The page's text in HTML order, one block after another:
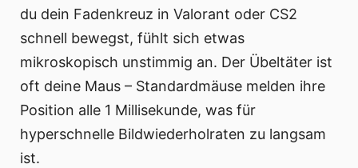
du dein Fadenkreuz in Valorant oder CS2
schnell bewegst, fühlt sich etwas
mikroskopisch unstimmig an. Der Übeltäter ist
oft deine Maus – Standardmäuse melden ihre
Position alle 1 Millisekunde, was für
hyperschnelle Bildwiederholraten zu langsam
ist.